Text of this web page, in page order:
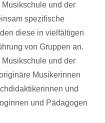
und der
spezifische
diese in vielfältigen
von Gruppen an.
und der
Musikerinnen
und
und Pädagogen